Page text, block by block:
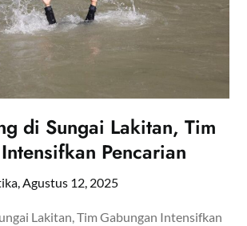
di Sungai Lakitan, Tim
Pencarian
Agustus 12, 2025
Lakitan, Tim Gabungan Intensifkan